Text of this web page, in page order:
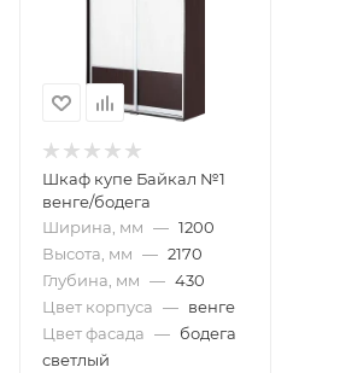
Шкаф купе Байкал №1
венге/бодега
Ширина, мм — 1200
Высота, мм — 2170
Глубина, мм — 430
Цвет корпуса — венге
Цвет фасада — бодега
светлый